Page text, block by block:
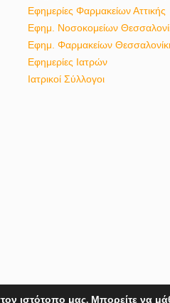
Εφημερίες Φαρμακείων Αττικής
Εφημ. Νοσοκομείων
Εφημ. Φαρμακείων
Εφημερίες Ιατρών
Ιατρικοί Σύλλογοι
ιστότοπο μας. Μπορείτε να